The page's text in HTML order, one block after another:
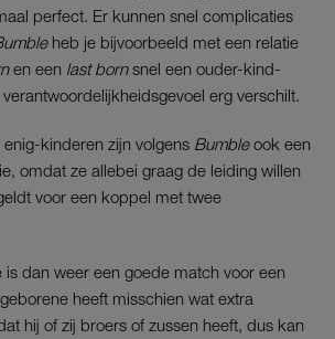
perfect. Er kunnen snel complicaties
heb je bijvoorbeeld met een relatie
en een last bornsnel een ouder-kind-
erg verschilt.
kinderen zijn volgens Bumbleook een
omdat ze allebei graag de leiding willen
voor een koppel met twee
is dan weer een goede match voor een
heeft misschien wat extra
hij of zij broers of zussen heeft, dus kan